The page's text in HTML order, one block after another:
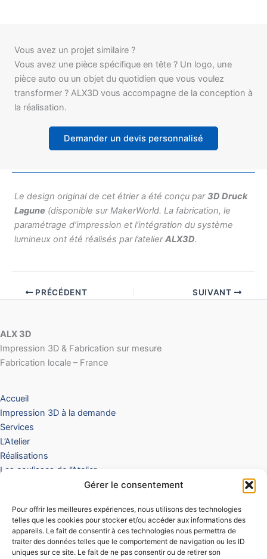
Gérer le consentement
Pour offrir les meilleures expériences, nous utilisons des technologies
telles que les cookies pour stocker et/ou accéder aux informations des
appareils. Le fait de consentir à ces technologies nous permettra de
traiter des données telles que le comportement de navigation ou les ID
uniques sur ce site. Le fait de ne pas consentir ou de retirer son
Vous avez un projet similaire ?
Vous avez une pièce spécifique en tête ? Un logo, une
pièce auto ou un objet du quotidien que vous voulez
transformer ? ALX3D vous accompagne de la conception à
la réalisation.
Demander un devis personnalisé
Le design original de cet étrier a été conçu par3D Druck
Lagune (disponible sur MakerWorld. La fabrication, le
paramétrage d’impression et l’intégration du système
lumineux ont été réalisés par l’atelierALX3D.
PRÉCÉDENT SUIVANT
ALX 3D
Impression 3D & Fabrication sur mesure
Fabrication locale – France
Accueil
Impression 3D à la demande
Services
L’Atelier
Réalisations
Les coulisses de l’Atelier
Panier
Contact / Devis
Mentions légales